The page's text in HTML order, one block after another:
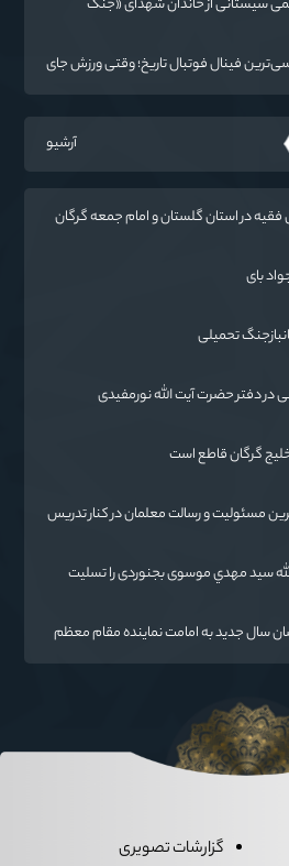
نمایندگان حضرت آیت‌الله العظمی سیستانی از خاندان شهدای «جنگ
فینال فوتبال تاریخ؛ وقتی ورزش جای
آرشیو
در استان گلستان و امام جمعه گرگان
بای
تحمیلی
در دفتر حضرت آیت الله نورمفیدی
گرگان قاطع است
مسئولیت و رسالت معلمان در کنار تدریس
الله سيد مهدي موسوی بجنوردی را تسلیت
سال جدید به امامت نماینده مقام معظم
گزارشات تصویری